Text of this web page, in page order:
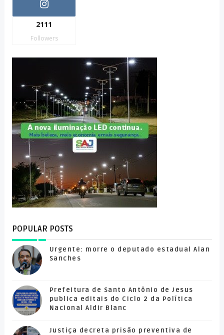
2111
Followers
POPULAR POSTS
Urgente: morre o deputado estadual Alan
Sanches
Prefeitura de Santo Antônio de Jesus
publica editais do Ciclo 2 da Política
Nacional Aldir Blanc
Justiça decreta prisão preventiva de